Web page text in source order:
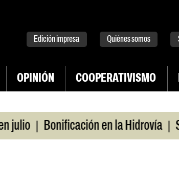
Edición impresa Quiénes somos
OPINIÓN COOPERATIVISMO
| Bonificación en la Hidrovía |